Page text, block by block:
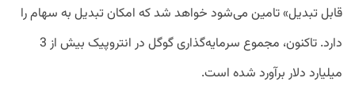
قابل تبدیل» تامین می‌شود خواهد شد که امکان تبدیل به سهام را
دارد. تاکنون، مجموع سرمایه‌گذاری گوگل در انتروپیک بیش از 3
میلیارد دلار برآورد شده است.